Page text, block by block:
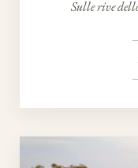
Sulle rive